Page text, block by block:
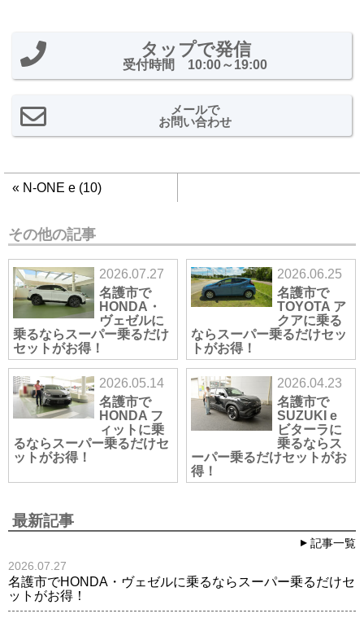
タップで発信
受付時間 10:00～19:00
メールで
お問い合わせ
« N-ONE e (10)
その他の記事
2026.07.27
名護市で
HONDA・
ヴェゼルに
乗るならスーパー乗るだけ
セットがお得！
2026.06.25
名護市で
TOYOTA ア
クアに乗る
ならスーパー乗るだけセッ
トがお得！
2026.05.14
名護市で
HONDA フ
ィットに乗
るならスーパー乗るだけセ
ットがお得！
2026.04.23
名護市で
SUZUKI e
ビターラに
乗るならス
ーパー乗るだけセットがお
得！
最新記事
記事一覧
2026.07.27
名護市でHONDA・ヴェゼルに乗るならスーパー乗るだけセ
ットがお得！